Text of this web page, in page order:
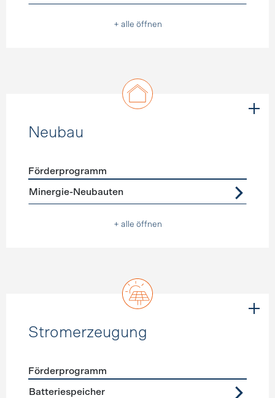
+ alle öffnen
Neubau
Förderprogramme
Förderprogramm
Minergie-Neubauten
+ alle öffnen
Stromerzeugung
Förderprogramme
Förderprogramm
Batteriespeicher